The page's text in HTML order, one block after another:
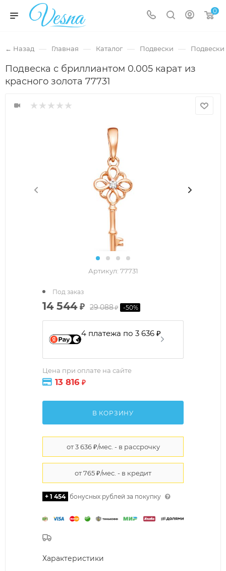
0
← Назад — Главная — Каталог — Подвески — Подвески
Подвеска с бриллиантом 0.005 карат из
красного золота 77731
Артикул: 77731
14 544₽ 29 088₽ -50%
4 платежа по 3 636 ₽
Цена при оплате на сайте
13 816 ₽
Под заказ
В КОРЗИНУ
+ 1 454 бонусных рублей за покупку
Характеристики